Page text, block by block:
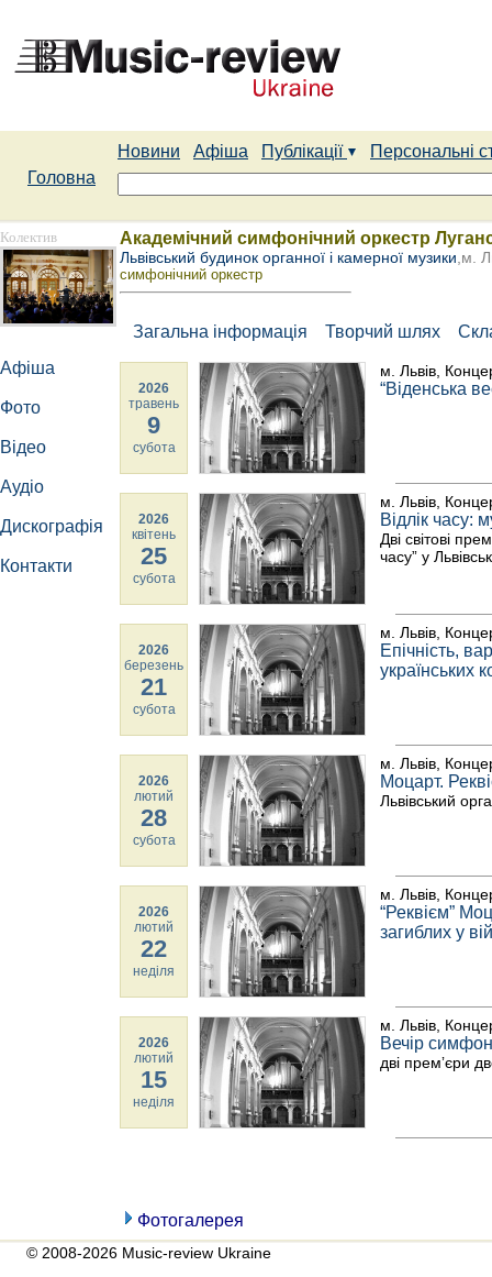
Новини Афіша Публікації
Персональні
Головна
Колектив
Афіша
Фото
Відео
Аудіо
Дискографія
Контакти
Академічний симфонічний оркестр
Львівський будинок органної і камерної музики ,м.
cимфонічний оркестр
Загальна інформація Творчий шлях
2026
травень
9
субота
м. Львів,
“Віденська
2026
квітень
25
субота
м. Львів,
Відлік часу:
Дві світові
часу” у
2026
березень
21
субота
м. Львів,
Епічність,
українських
2026
лютий
28
субота
м. Львів,
Моцарт.
Львівський
2026
лютий
22
неділя
м. Львів,
“Реквієм”
загиблих у
2026
лютий
15
неділя
м. Львів,
Вечір
дві премʼєри
Фотогалерея
© 2008-2026 Music-review Ukraine